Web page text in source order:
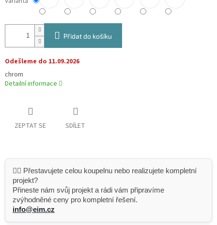
Přidat do košíku
Odešleme do 11.09.2026
chrom
Detailní informace
ZEPTAT SE SDÍLET
👷‍♂️ Přestavujete celou koupelnu nebo realizujete kompletní
projekt?
Přineste nám svůj projekt a rádi vám připravíme
zvýhodněné ceny pro kompletní řešení.
info@eim.cz